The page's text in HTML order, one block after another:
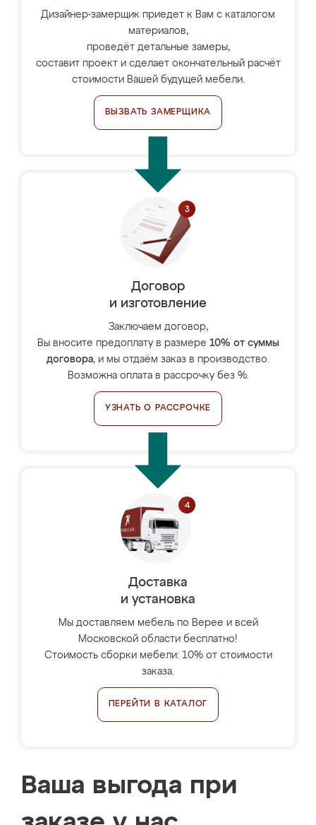
Дизайнер-замерщик приедет к Вам с каталогом
материалов,
проведёт детальные замеры,
составит проект и сделает окончательный расчёт
стоимости Вашей будущей мебели.
ВЫЗВАТЬ ЗАМЕРЩИКА
Договор
и изготовление
Заключаем договор,
Вы вносите предоплату в размере 10% от суммы
договора, и мы отдаём заказ в производство.
Возможна оплата в рассрочку без %.
УЗНАТЬ О РАССРОЧКЕ
Доставка
и установка
Мы доставляем мебель по Верее и всей
Московской области бесплатно!
Стоимость сборки мебели: 10% от стоимости
заказа.
ПЕРЕЙТИ В КАТАЛОГ
Ваша выгода при